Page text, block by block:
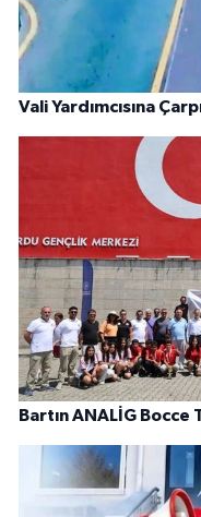
Vali Yardımcısına
Bartın ANALİG